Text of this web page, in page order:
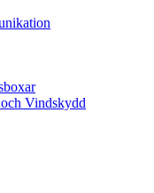
Vindskydd